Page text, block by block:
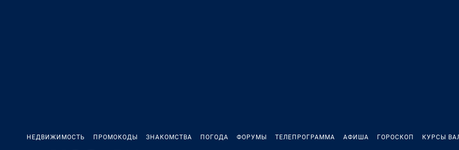
НЕДВИЖИМОСТЬ ПРОМОКОДЫ ЗНАКОМСТВА ПОГОДА ФОРУМЫ ТЕЛЕПРОГРАММА АФИША ГОРОСКОП КУРСЫ